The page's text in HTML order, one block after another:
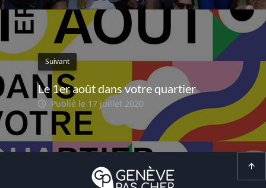
Suivant
Le 1er août dans votre quartier
Publié le 17 juillet 2020